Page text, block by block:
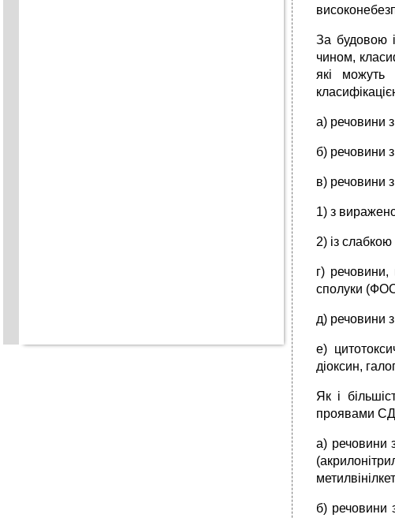
За будовою
чином,
якi можуть
а) речовини
б) речовини
в) речовини
1) з
2) iз слабкою
г)
сполуки
д) речовини
е)
дiоксин,
Як і
проявами
а) речовини
б) речовини